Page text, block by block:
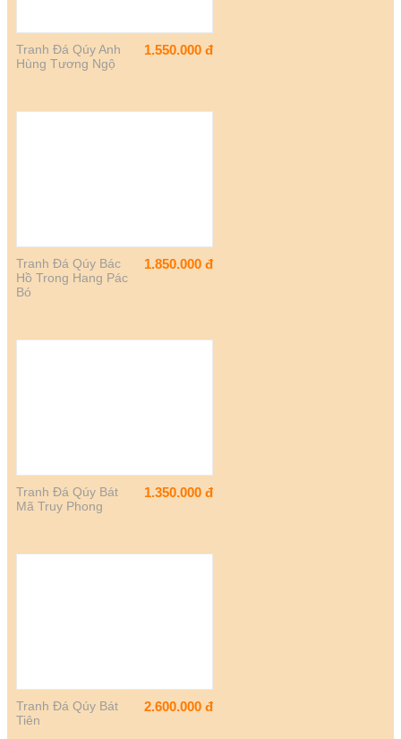
Tranh Đá Qúy Anh
Hùng Tương Ngộ
1.550.000 đ
Tranh Đá Qúy Bác
Hồ Trong Hang Pác
Bó
1.850.000 đ
Tranh Đá Qúy Bát
Mã Truy Phong
1.350.000 đ
Tranh Đá Qúy Bát
Tiên
2.600.000 đ